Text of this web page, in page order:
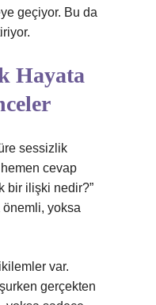
geçiyor. Bu da
Hayata
sessizlik
cevap
bir ilişki nedir?”
önemli, yoksa
var.
gerçekten